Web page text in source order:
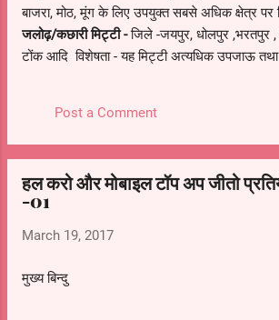
बाजरा, मोठ, मूंग के लिए उपयुक्त सबसे अधिक क्षेत्र पर
जलोढ़/कछारी मिट्टी -जिले -जयपुर, धोलपुर ,भरतपुर ,
टोंक आदि विशेषता - यह मिट्टी अत्यधिक उपजाऊ
Post a Comment
हल करो और मोबाइल टॉप अप जीतो
-01
March 19, 2017
मुख्य बिन्दु